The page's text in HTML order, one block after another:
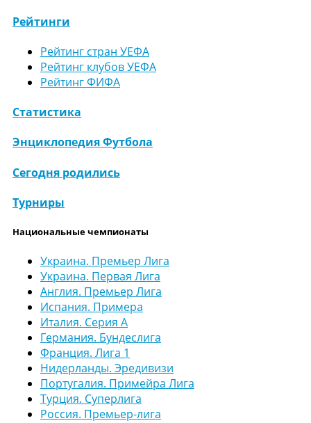
Рейтинги
Рейтинг стран УЕФА
Рейтинг клубов УЕФА
Рейтинг ФИФА
Статистика
Энциклопедия Футбола
Сегодня родились
Турниры
Национальные чемпионаты
Украина. Премьер Лига
Украина. Первая Лига
Англия. Премьер Лига
Испания. Примера
Италия. Серия А
Германия. Бундеслига
Франция. Лига 1
Нидерланды. Эредивизи
Португалия. Примейра Лига
Турция. Суперлига
Россия. Премьер-лига